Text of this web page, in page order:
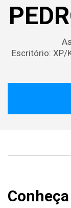
Escritório: XP/